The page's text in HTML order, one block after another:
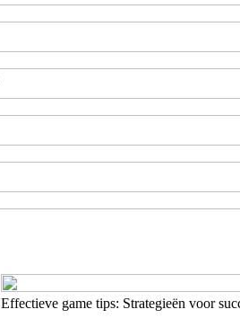
Effectieve game tips: Strategieën voor